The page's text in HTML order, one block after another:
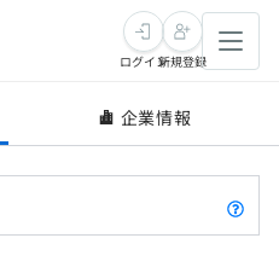
ログイン新規登録
企業情報